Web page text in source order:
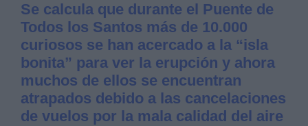
Se calcula que durante el Puente de
Todos los Santos más de 10.000
curiosos se han acercado a la “isla
bonita” para ver la erupción y ahora
muchos de ellos se encuentran
atrapados debido a las cancelaciones
de vuelos por la mala calidad del aire